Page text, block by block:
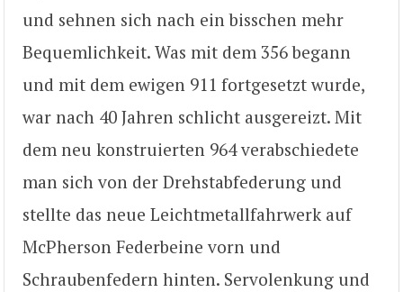
und sehnen sich nach ein bisschen mehr
Bequemlichkeit. Was mit dem 356 begann
und mit dem ewigen 911 fortgesetzt wurde,
war nach 40 Jahren schlicht ausgereizt. Mit
dem neu konstruierten 964 verabschiedete
man sich von der Drehstabfederung und
stellte das neue Leichtmetallfahrwerk auf
McPherson Federbeine vorn und
Schraubenfedern hinten. Servolenkung und